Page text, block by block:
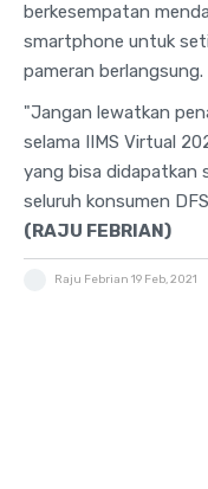
berkesempatan
smartphone untuk
pameran berlangsung.
"Jangan lewatkan
selama IIMS Virtual
yang bisa didapatkan
seluruh konsumen
(RAJU FEBRIAN)
Raju Febrian 19 Feb, 2021